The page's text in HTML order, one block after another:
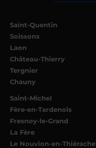
Saint-Quentin
Soissons
Laon
Château-Thierry
Tergnier
Chauny
Saint-Michel
Fère-en-Tardenois
Fresnoy-le-Grand
La Fère
Le Nouvion-en-Thiérache